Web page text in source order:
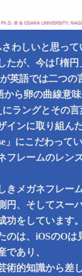
わしいと思って
たが、今は｢楕円
英語では二つの
から卵の曲線意
にラングとその
インに取り組ん
」にこだわって
フレームのレン
きメガネフレー
円、そしてスー
功をしています
のは、iOSのOは
であり、
術的知識から差